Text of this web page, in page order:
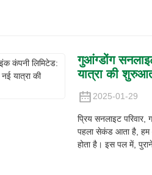
गुआंग्डोंग
यात्रा की
2025-01-29
प्रिय सनलाइट
पहला सेकंड आता है, हम
होता है। इस पल में,